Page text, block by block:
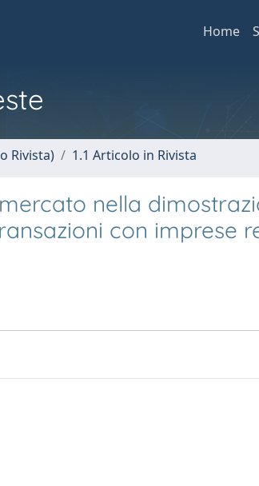
Home
Rivista) 1.1 Articolo in Rivista
nella
con imprese